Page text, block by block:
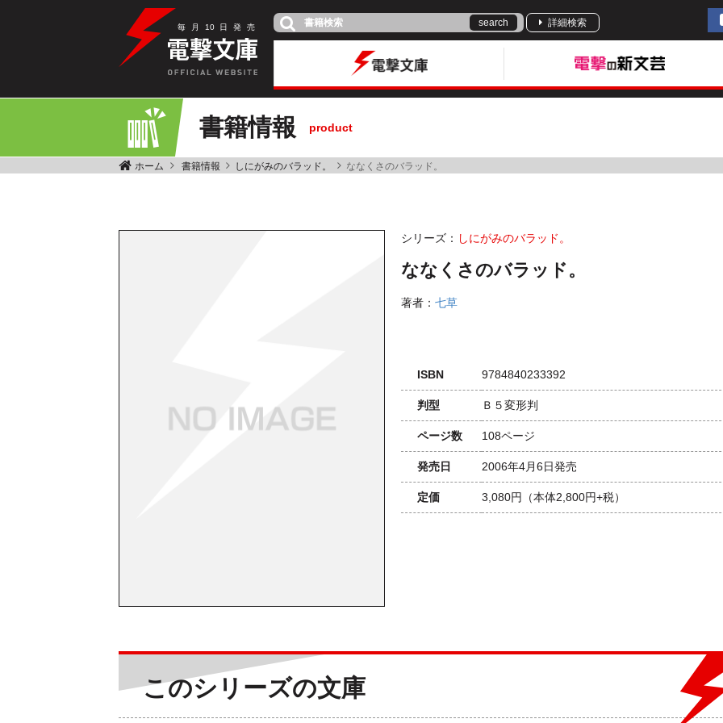
毎 月 10 日 発 売 search 詳細検索
書籍情報 product
ホーム 書籍情報 しにがみのバラッド。 ななくさのバラッド。
シリーズ： しにがみのバラッド。
ななくさのバラッド。
著者： 七草
ISBN 9784840233392
判型 Ｂ５変形判
ページ数 108ページ
発売日 2006年4月6日発売
定価 3,080円 （本体2,800円+税）
このシリーズの文庫